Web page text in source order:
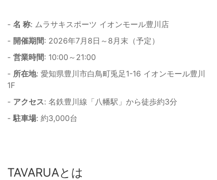
- 名 称: ムラサキスポーツ イオンモール豊川店
- 開催期間: 2026年7月8日～8月末（予定）
- 営業時間: 10:00～21:00
- 所在地: 愛知県豊川市白鳥町兎足1-16 イオンモール豊川
1F
- アクセス: 名鉄豊川線「八幡駅」から徒歩約3分
- 駐車場: 約3,000台
TAVARUAとは